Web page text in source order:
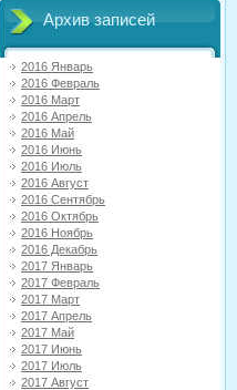
Архив записей
2016 Январь
2016 Февраль
2016 Март
2016 Апрель
2016 Май
2016 Июнь
2016 Июль
2016 Август
2016 Сентябрь
2016 Октябрь
2016 Ноябрь
2016 Декабрь
2017 Январь
2017 Февраль
2017 Март
2017 Апрель
2017 Май
2017 Июнь
2017 Июль
2017 Август